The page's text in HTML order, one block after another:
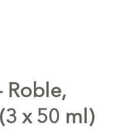
Roble,
x 50 ml)